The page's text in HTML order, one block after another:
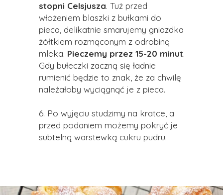
stopni Celsjusza. Tuż przed
włożeniem blaszki z bułkami do
pieca, delikatnie smarujemy gniazdka
żółtkiem rozmąconym z odrobiną
mleka. Pieczemy przez 15-20 minut.
Gdy bułeczki zaczną się ładnie
rumienić będzie to znak, że za chwilę
należałoby wyciągnąć je z pieca.
6. Po wyjęciu studzimy na kratce, a
przed podaniem możemy pokryć je
subtelną warstewką cukru pudru.